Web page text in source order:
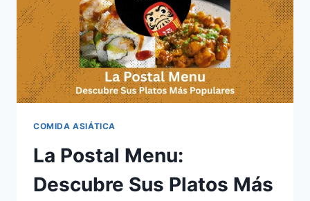
COMIDA ASIÁTICA
La Postal Menu:
Descubre Sus Platos Más